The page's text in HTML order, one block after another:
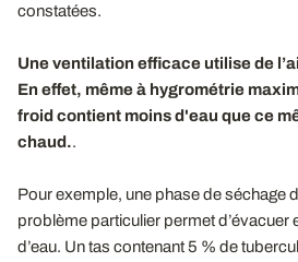
constatées.
Une ventilation efficace utilise de
En effet, même à hygrométrie
froid contient moins d'eau que ce
chaud..
Pour exemple, une phase de séchage
problème particulier permet d’évacuer
d’eau. Un tas contenant 5 % de